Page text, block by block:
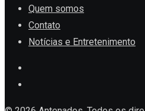
Quem somos
Contato
Notícias e Entretenimento